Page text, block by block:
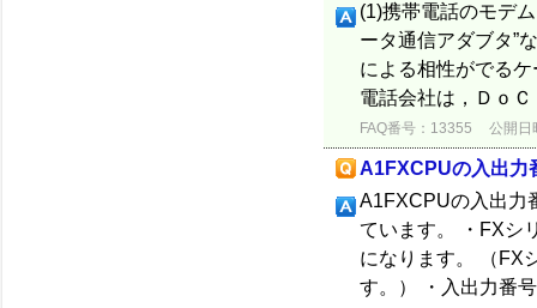
(1)携帯電話のモデ
ータ通信アダブタ”
による相性がでる
電話会社は，Ｄｏ
FAQ番号：13355 公開日
A1FXCPUの入出力
A1FXCPUの入出力
ています。 ・FXシ
になります。 （FX
す。） ・入出力番